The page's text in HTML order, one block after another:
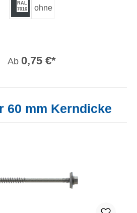
RAL
7016
ohne
Ab 0,75 €*
60 mm Kerndicke